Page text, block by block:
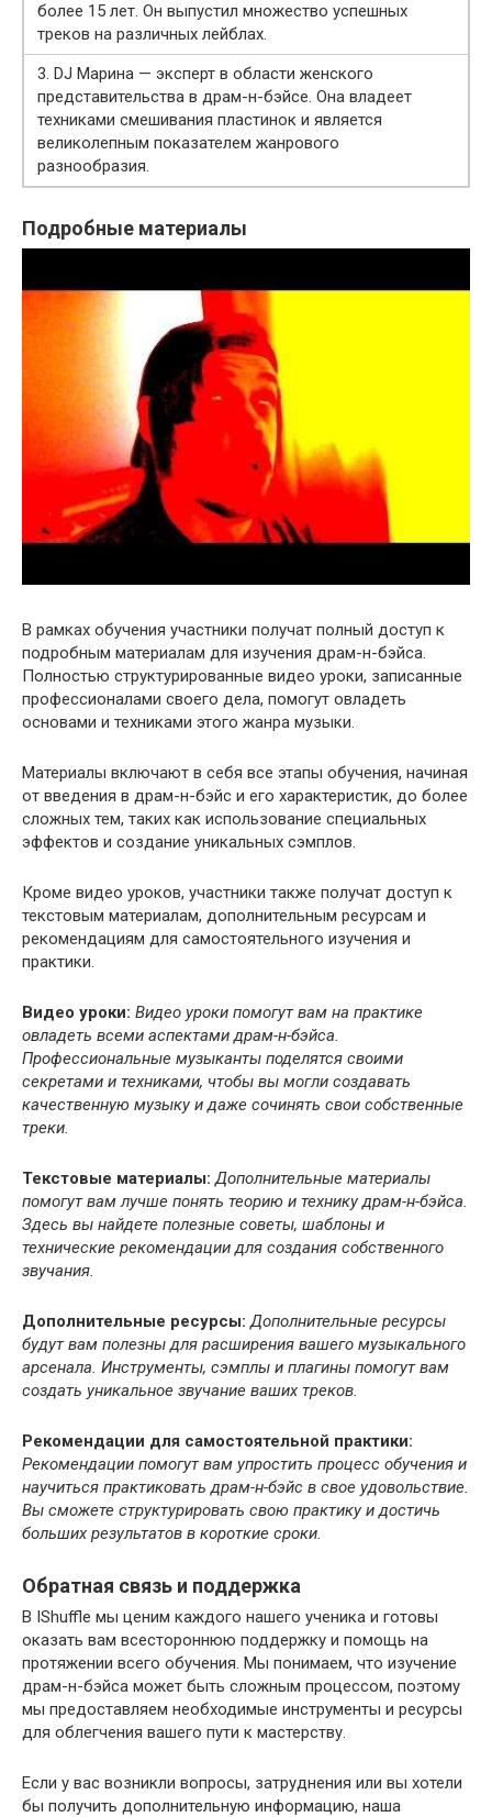
более 15 лет. Он выпустил множество успешных
треков на различных лейблах.
3. DJ Марина — эксперт в области женского
представительства в драм-н-бэйсе. Она владеет
техниками смешивания пластинок и является
великолепным показателем жанрового
разнообразия.
Подробные материалы
В рамках обучения участники получат полный доступ к
подробным материалам для изучения драм-н-бэйса.
Полностью структурированные видео уроки, записанные
профессионалами своего дела, помогут овладеть
основами и техниками этого жанра музыки.
Материалы включают в себя все этапы обучения, начиная
от введения в драм-н-бэйс и его характеристик, до более
сложных тем, таких как использование специальных
эффектов и создание уникальных сэмплов.
Кроме видео уроков, участники также получат доступ к
текстовым материалам, дополнительным ресурсам и
рекомендациям для самостоятельного изучения и
практики.
Видео уроки: Видео уроки помогут вам на практике
овладеть всеми аспектами драм-н-бэйса.
Профессиональные музыканты поделятся своими
секретами и техниками, чтобы вы могли создавать
качественную музыку и даже сочинять свои собственные
треки.
Текстовые материалы: Дополнительные материалы
помогут вам лучше понять теорию и технику драм-н-бэйса.
Здесь вы найдете полезные советы, шаблоны и
технические рекомендации для создания собственного
звучания.
Дополнительные ресурсы: Дополнительные ресурсы
будут вам полезны для расширения вашего музыкального
арсенала. Инструменты, сэмплы и плагины помогут вам
создать уникальное звучание ваших треков.
Рекомендации для самостоятельной практики:
Рекомендации помогут вам упростить процесс обучения и
научиться практиковать драм-н-бэйс в свое удовольствие.
Вы сможете структурировать свою практику и достичь
больших результатов в короткие сроки.
Обратная связь и поддержка
В IShuffle мы ценим каждого нашего ученика и готовы
оказать вам всестороннюю поддержку и помощь на
протяжении всего обучения. Мы понимаем, что изучение
драм-н-бэйса может быть сложным процессом, поэтому
мы предоставляем необходимые инструменты и ресурсы
для облегчения вашего пути к мастерству.
Если у вас возникли вопросы, затруднения или вы хотели
бы получить дополнительную информацию, наша